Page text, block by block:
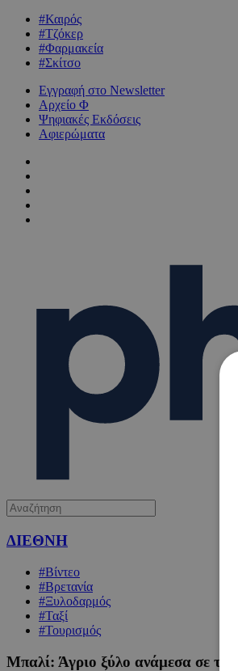
#Καιρός
#Τζόκερ
#Φαρμακεία
#Σκίτσο
Εγγραφή στο Newsletter
Αρχείο Φ
Ψηφιακές Εκδόσεις
Αφιερώματα
ΔΙΕΘΝΗ
#Βίντεο
#Βρετανία
#Ξυλοδαρμός
#Ταξί
#Τουρισμός
Μπαλί: Άγριο ξύλο ανάμεσα σε